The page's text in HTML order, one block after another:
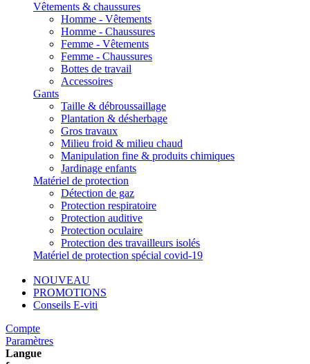
Vêtements & chaussures
Homme - Vêtements
Homme - Chaussures
Femme - Vêtements
Femme - Chaussures
Bottes de travail
Accessoires
Gants
Taille & débroussaillage
Plantation & désherbage
Gros travaux
Milieu froid & milieu chaud
Manipulation fine & produits chimiques
Jardinage enfants
Matériel de protection
Détection de gaz
Protection respiratoire
Protection auditive
Protection oculaire
Protection des travailleurs isolés
Matériel de protection spécial covid-19
NOUVEAU
PROMOTIONS
Conseils E-viti
Compte
Paramètres
Langue